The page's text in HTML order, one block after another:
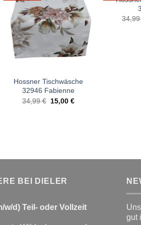
Hossner Tischwäsche
32946 Fabienne
34,99€ Ursprünglicher
Preis
15,00€Aktueller
BEI DIELER
w/d) Teil- oder Vollzeit
gut